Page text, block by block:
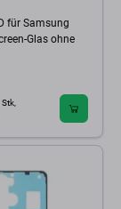
für Samsung
Glas ohne